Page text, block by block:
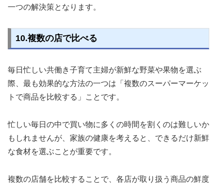
一つの解決策となります。
10.複数の店で比べる
毎日忙しい共働き子育て主婦が新鮮な野菜や果物を選ぶ
際、最も効果的な方法の一つは「複数のスーパーマーケッ
トで商品を比較する」ことです。
忙しい毎日の中で買い物に多くの時間を割くのは難しいか
もしれませんが、家族の健康を考えると、できるだけ新鮮
な食材を選ぶことが重要です。
複数の店舗を比較することで、各店が取り扱う商品の鮮度